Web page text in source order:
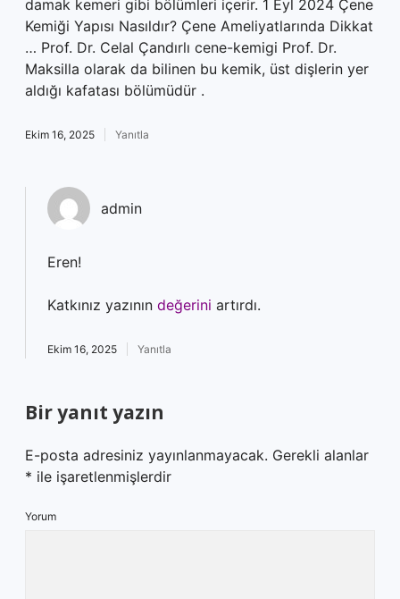
damak kemeri gibi bölümleri içerir. 1 Eyl 2024 Çene
Kemiği Yapısı Nasıldır? Çene Ameliyatlarında Dikkat
… Prof. Dr. Celal Çandırlı cene-kemigi Prof. Dr.
Maksilla olarak da bilinen bu kemik, üst dişlerin yer
aldığı kafatası bölümüdür .
Ekim 16, 2025 Yanıtla
admin
Eren!
Katkınız yazının değerini artırdı.
Ekim 16, 2025 Yanıtla
Bir yanıt yazın
E-posta adresiniz yayınlanmayacak. Gerekli alanlar
* ile işaretlenmişlerdir
Yorum